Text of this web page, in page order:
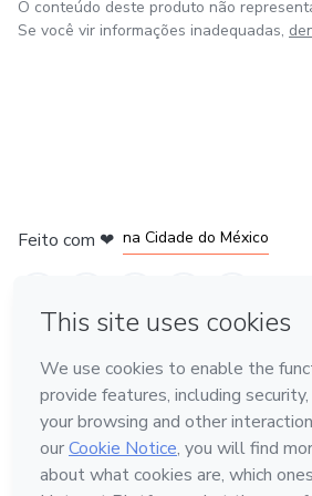
O conteúdo deste produto não
Se você vir informações inadequadas,
Feito com ❤ na Cidade do México
Conheça a Hotmart
Idioma
Português